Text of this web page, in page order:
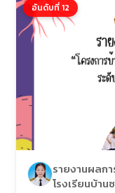
อันดับที่ 12
รายงานผลก
โรงเรียนบ้า